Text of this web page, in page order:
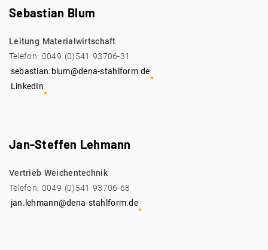
Sebastian Blum
Leitung Materialwirtschaft
Telefon: 0049 (0)541 93706-31
sebastian.blum@dena-stahlform.de
LinkedIn
Jan-Steffen Lehmann
Vertrieb Weichentechnik
Telefon: 0049 (0)541 93706-68
jan.lehmann@dena-stahlform.de